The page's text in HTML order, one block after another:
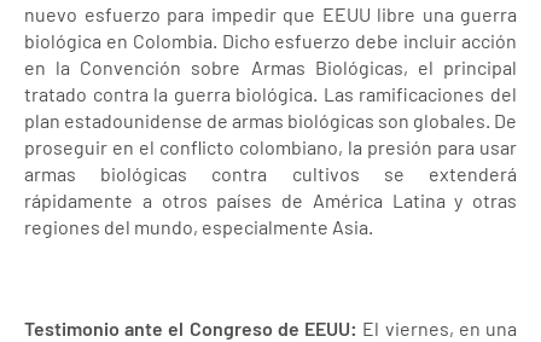
nuevo esfuerzo para impedir que EEUU libre una guerra
biológica en Colombia. Dicho esfuerzo debe incluir acción
en la Convención sobre Armas Biológicas, el principal
tratado contra la guerra biológica. Las ramificaciones del
plan estadounidense de armas biológicas son globales. De
proseguir en el conflicto colombiano, la presión para usar
armas biológicas contra cultivos se extenderá
rápidamente a otros países de América Latina y otras
regiones del mundo, especialmente Asia.
Testimonio ante el Congreso de EEUU: El viernes, en una